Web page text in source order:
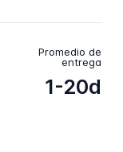
Promedio de
entrega
1-20d